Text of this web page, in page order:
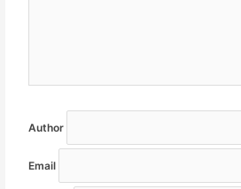
Author
Email